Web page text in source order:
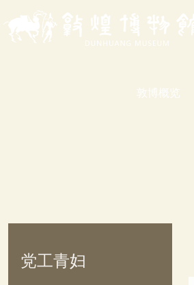
敦博概览
党工青妇